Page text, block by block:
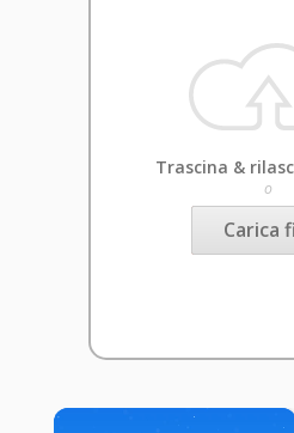
Trascina &
o
Carica
×